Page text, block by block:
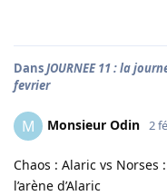
DansJOURNEE 11 : la
fevrier
M Monsieur Odin 2
Chaos : Alaric vs
l’arène d’Alaric